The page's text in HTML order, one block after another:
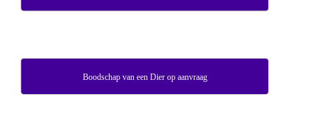
Boodschap van een Dier op aanvraag